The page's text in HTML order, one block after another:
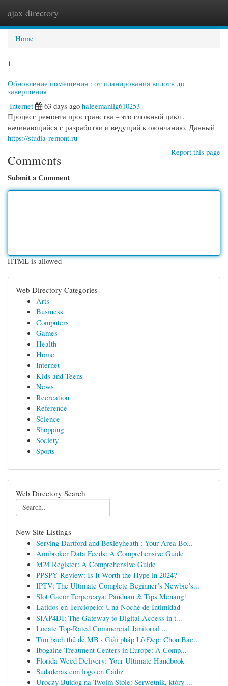
ajax directory
Home
1
Обновление помещения : от планирования вплоть до
завершения
Internet
63 days ago haleemanilg610253
Процесс ремонта пространства – это сложный цикл ,
начинающийся с разработки и ведущий к окончанию. Данный
https://studia-remont.ru
Report this page
Comments
Submit a Comment
HTML is allowed
Web Directory Categories
Arts
Business
Computers
Games
Health
Home
Internet
Kids and Teens
News
Recreation
Reference
Science
Shopping
Society
Sports
Web Directory Search
New Site Listings
Serving Dartford and Bexleyheath : Your Area Bo...
Amibroker Data Feeds: A Comprehensive Guide
M24 Register: A Comprehensive Guide
PPSPY Review: Is It Worth the Hype in 2024?
IPTV: The Ultimate Complete Beginner’s Newbie’s...
Slot Gacor Terpercaya: Panduan & Tips Menang!
Latidos en Terciopelo: Una Noche de Intimidad
SIAP4DI: The Gateway to Digital Access in t...
Locate Top-Rated Commercial Janitorial ...
Tìm bạch thủ đề MB · Giải pháp Lô Đẹp: Chọn Bạc...
Ibogaine Treatment Centers in Europe: A Comp...
Florida Weed Delivery: Your Ultimate Handbook
Sudaderas con logo en Cádiz
Uroczy Buldog na Twoim Stole: Serwetnik, który ...